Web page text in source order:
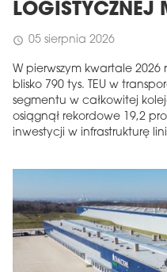
LOGISTYCZNEJ
schedule 05 sierpnia 2026
W pierwszym kwartale 2026
blisko 790 tys. TEU w
segmentu w całkowitej
osiągnął rekordowe 19,2
inwestycji w infrastrukturę